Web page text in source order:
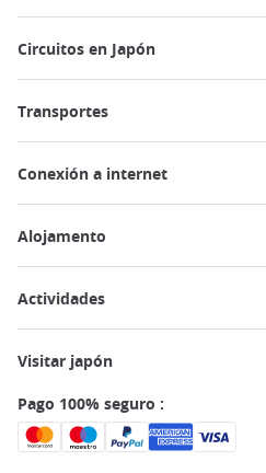
Circuitos en Japón
Transportes
Conexión a internet
Alojamento
Actividades
Visitar japón
Pago 100% seguro :